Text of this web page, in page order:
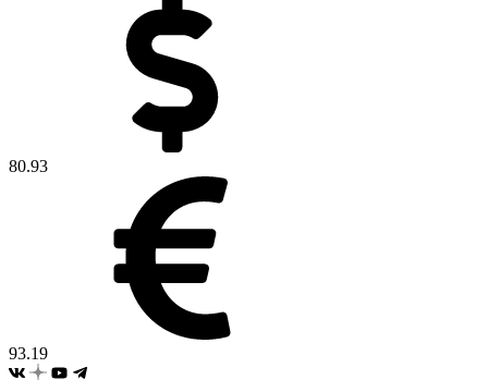
80.93
93.19